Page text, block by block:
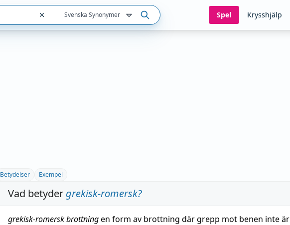
Svenska Synonymer Spel Krysshjälp
Betydelser Exempel
Vad betyder grekisk-romersk?
grekisk-romerskbrottningen form av brottning därgrepp mot benen inte är